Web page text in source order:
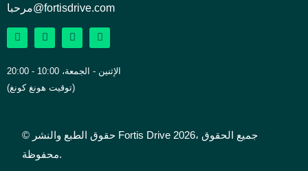
مرحبا@fortisdrive.com
الإثنين - الجمعة، 10:00 - 20:00
(توقيت هونغ كونغ)
© حقوق الطبع والنشر Fortis Drive 2026، جميع الحقوق
محفوظة.